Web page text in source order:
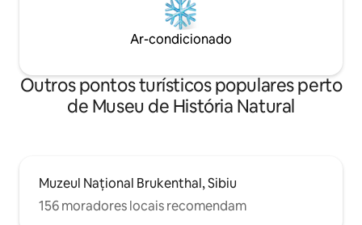
Ar-condicionado
Outros pontos turísticos populares perto
de Museu de História Natural
Muzeul Național Brukenthal, Sibiu
156 moradores locais recomendam